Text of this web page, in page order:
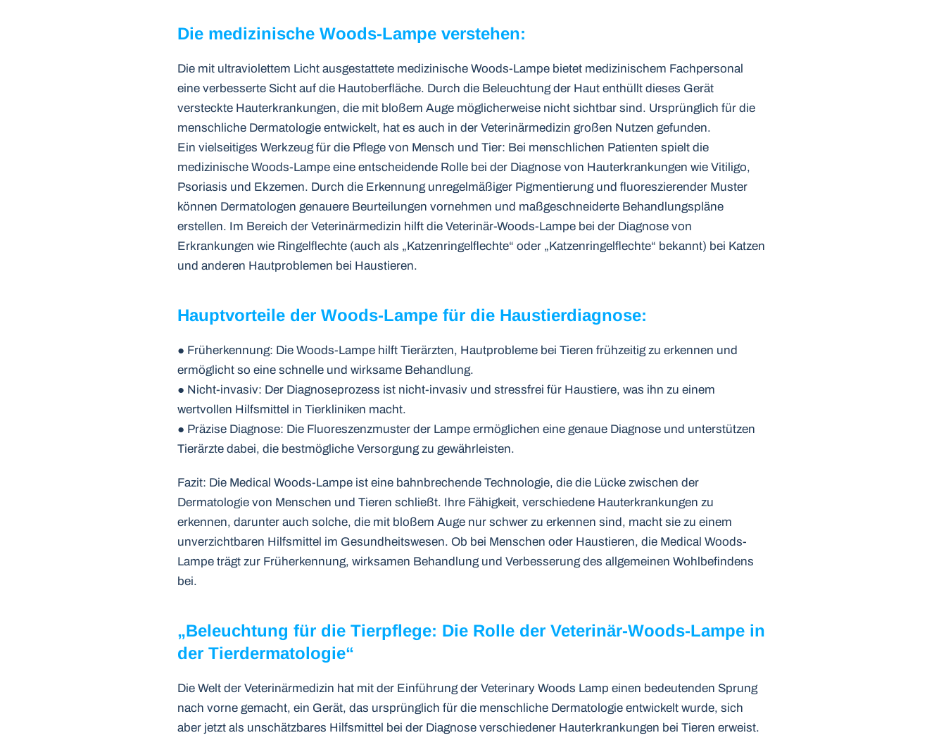
Die medizinische Woods-Lampe verstehen:
Die mit ultraviolettem Licht ausgestattete medizinische Woods-Lampe bietet medizinischem Fachpersonal
eine verbesserte Sicht auf die Hautoberfläche. Durch die Beleuchtung der Haut enthüllt dieses Gerät
versteckte Hauterkrankungen, die mit bloßem Auge möglicherweise nicht sichtbar sind. Ursprünglich für die
menschliche Dermatologie entwickelt, hat es auch in der Veterinärmedizin großen Nutzen gefunden.
Ein vielseitiges Werkzeug für die Pflege von Mensch und Tier: Bei menschlichen Patienten spielt die
medizinische Woods-Lampe eine entscheidende Rolle bei der Diagnose von Hauterkrankungen wie Vitiligo,
Psoriasis und Ekzemen. Durch die Erkennung unregelmäßiger Pigmentierung und fluoreszierender Muster
können Dermatologen genauere Beurteilungen vornehmen und maßgeschneiderte Behandlungspläne
erstellen. Im Bereich der Veterinärmedizin hilft die Veterinär-Woods-Lampe bei der Diagnose von
Erkrankungen wie Ringelflechte (auch als „Katzenringelflechte“ oder „Katzenringelflechte“ bekannt) bei Katzen
und anderen Hautproblemen bei Haustieren.
Hauptvorteile der Woods-Lampe für die Haustierdiagnose:
● Früherkennung: Die Woods-Lampe hilft Tierärzten, Hautprobleme bei Tieren frühzeitig zu erkennen und
ermöglicht so eine schnelle und wirksame Behandlung.
● Nicht-invasiv: Der Diagnoseprozess ist nicht-invasiv und stressfrei für Haustiere, was ihn zu einem
wertvollen Hilfsmittel in Tierkliniken macht.
● Präzise Diagnose: Die Fluoreszenzmuster der Lampe ermöglichen eine genaue Diagnose und unterstützen
Tierärzte dabei, die bestmögliche Versorgung zu gewährleisten.
Fazit: Die Medical Woods-Lampe ist eine bahnbrechende Technologie, die die Lücke zwischen der
Dermatologie von Menschen und Tieren schließt. Ihre Fähigkeit, verschiedene Hauterkrankungen zu
erkennen, darunter auch solche, die mit bloßem Auge nur schwer zu erkennen sind, macht sie zu einem
unverzichtbaren Hilfsmittel im Gesundheitswesen. Ob bei Menschen oder Haustieren, die Medical Woods-
Lampe trägt zur Früherkennung, wirksamen Behandlung und Verbesserung des allgemeinen Wohlbefindens
bei.
„Beleuchtung für die Tierpflege: Die Rolle der Veterinär-Woods-Lampe in
der Tierdermatologie“
Die Welt der Veterinärmedizin hat mit der Einführung der Veterinary Woods Lamp einen bedeutenden Sprung
nach vorne gemacht, ein Gerät, das ursprünglich für die menschliche Dermatologie entwickelt wurde, sich
aber jetzt als unschätzbares Hilfsmittel bei der Diagnose verschiedener Hauterkrankungen bei Tieren erweist.